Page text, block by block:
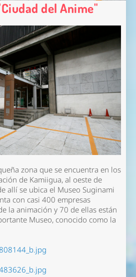
del Anime"
zona que se encuentra en los
de Kamiigua, al oeste de
allí se ubica el Museo Suginami
con casi 400 empresas
la animación y 70 de ellas están
Museo, conocido como la